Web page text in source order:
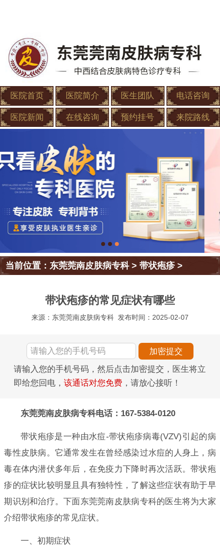
医院首页 医院简介 医生团队 电话咨询
医院新闻 在线咨询 预约挂号 来院路线
当前位置：东莞莞南皮肤病专科>带状疱疹>
带状疱疹的常见症状有哪些
来源：东莞莞南皮肤病专科 发布时间：2025-02-07
请输入您的手机号码，然后点击加密提交，医生将立
即给您回电， 该通话对您免费 ，请放心接听！
东莞莞南皮肤病专科电话：167-5384-0120
带状疱疹是一种由水痘-带状疱疹病毒(VZV)引起的病
毒性皮肤病。它通常发生在曾经感染过水痘的人身上，病
毒在体内潜伏多年后，在免疫力下降时再次活跃。带状疱
疹的症状比较明显且具有独特性，了解这些症状有助于早
期识别和治疗。下面东莞莞南皮肤病专科的医生将为大家
介绍带状疱疹的常见症状。
一、初期症状